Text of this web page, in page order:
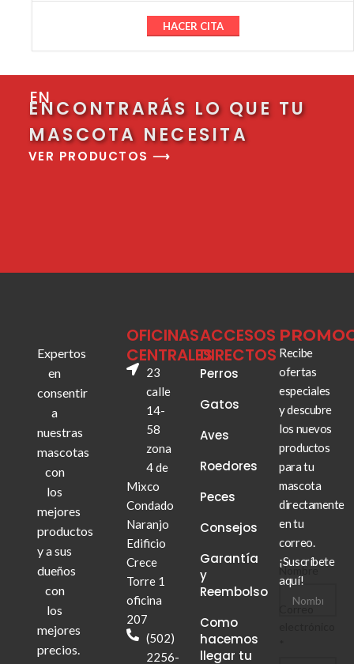
HACER CITA
EN
ENCONTRARÁS LO QUE TU
MASCOTA NECESITA
VER PRODUCTOS ⟶
Expertos
en
consentir
a
nuestras
mascotas
con
los
mejores
productos
y a sus
dueños
con
los
mejores
precios.
OFICINAS
CENTRALES
23
calle
14-
58
zona
4 de
Mixco
Condado
Naranjo
Edificio
Crece
Torre 1
oficina
207
(502)
2256-
ACCESOS
DIRECTOS
Perros
Gatos
Aves
Roedores
Peces
Consejos
Garantía
y
Reembolso
Como
hacemos
llegar tu
Recibe
ofertas
especiales
y descubre
los nuevos
productos
para tu
mascota
directamente
en tu
correo.
¡Suscríbete
aquí!
Nombre